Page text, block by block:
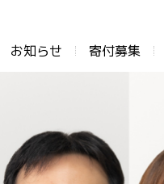
お知らせ ⁨寄付募集